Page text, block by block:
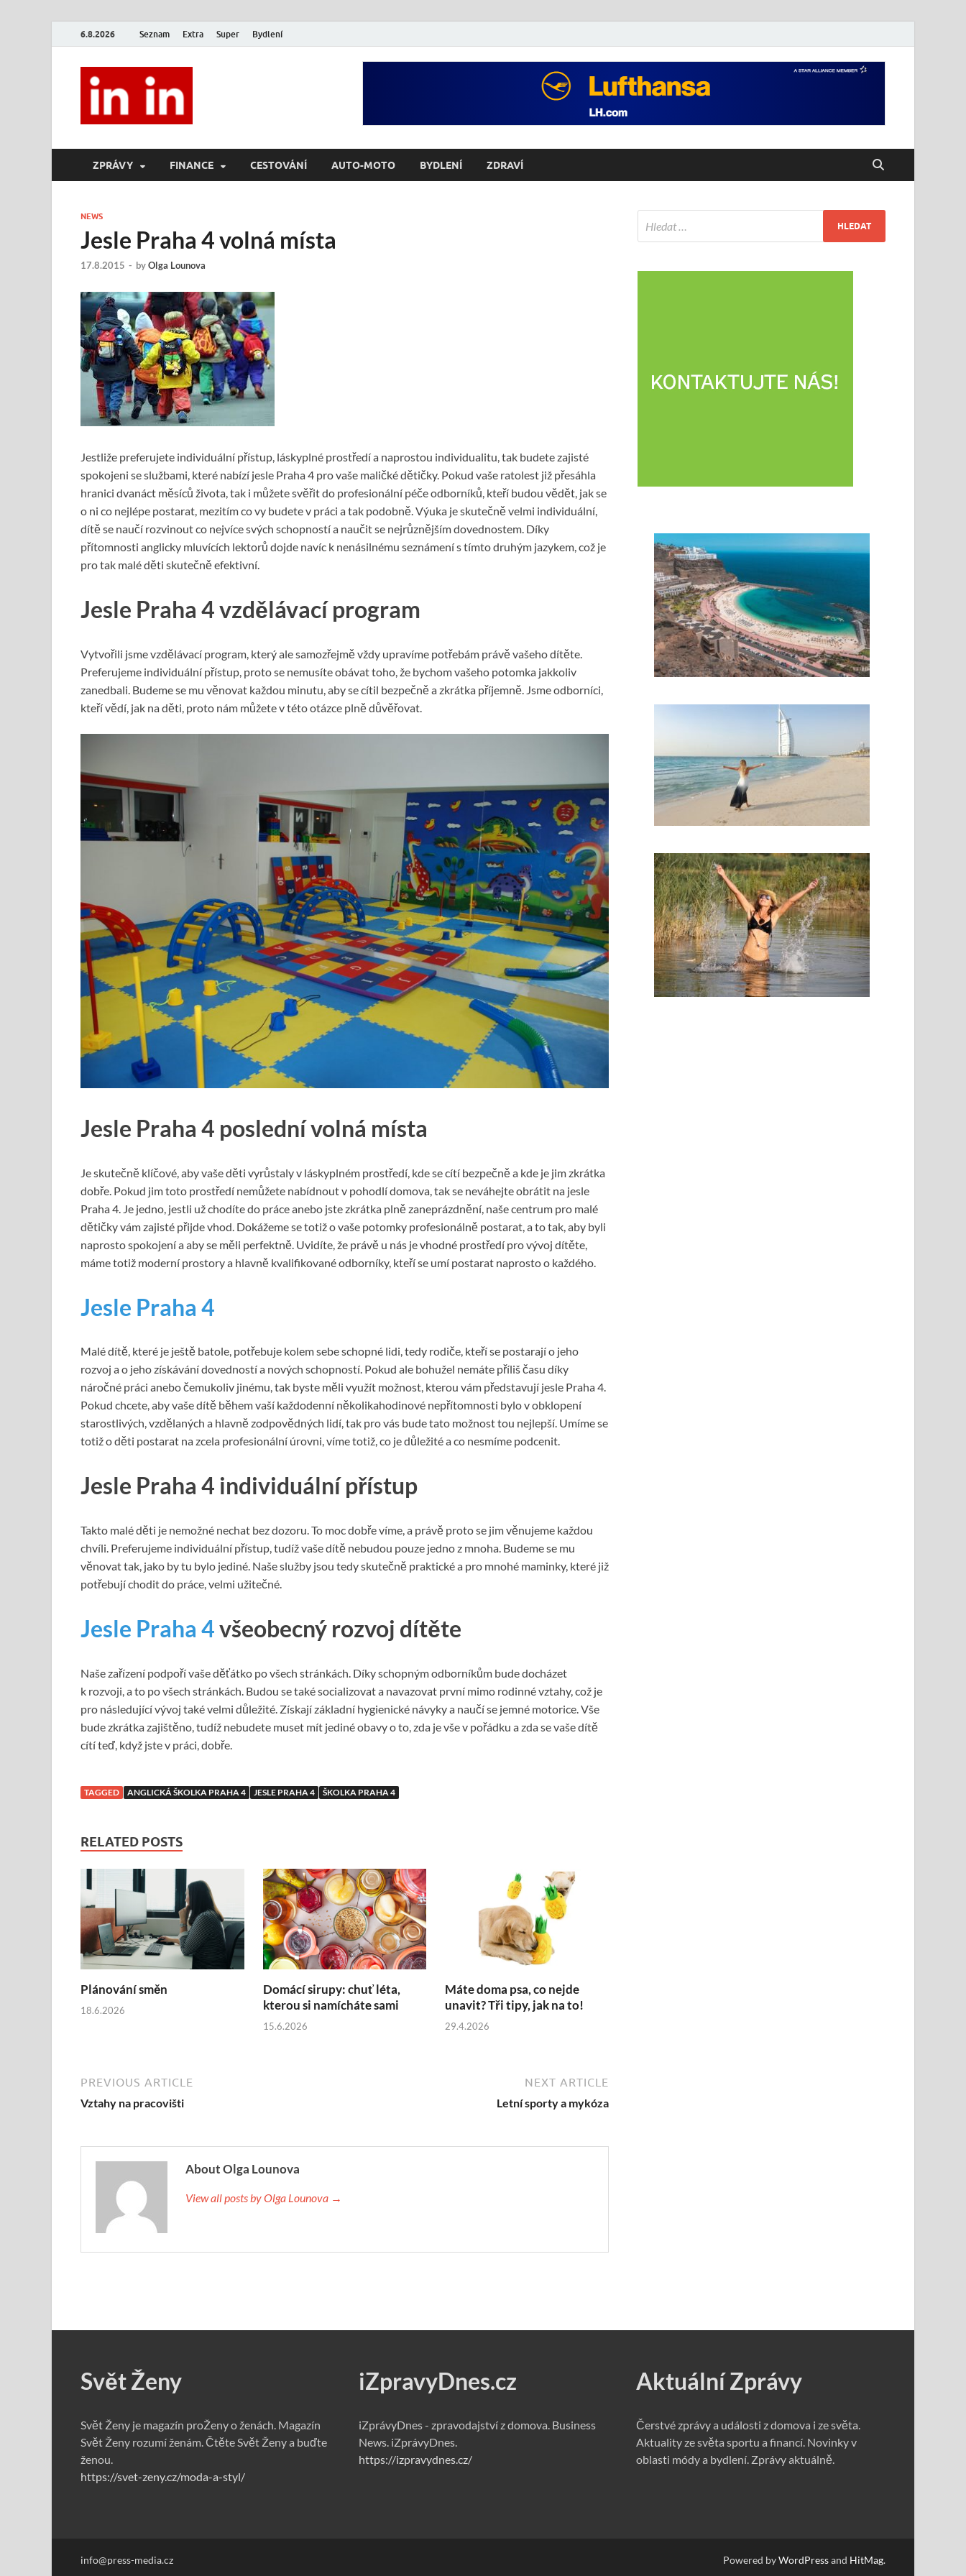
6.8.2026 Seznam Extra Super Bydlení
ZPRÁVY FINANCE CESTOVÁNÍ AUTO-MOTO BYDLENÍ ZDRAVÍ
NEWS
Jesle Praha 4 volná místa
17.8.2015 - byOlga Lounova
Jestliže preferujete individuální přístup, láskyplné prostředí a naprostou individualitu, tak budete zajisté
spokojeni se službami, které nabízí jesle Praha 4 pro vaše maličké dětičky. Pokud vaše ratolest již přesáhla
hranici dvanáct měsíců života, tak i můžete svěřit do profesionální péče odborníků, kteří budou vědět, jak se
o ni co nejlépe postarat, mezitím co vy budete v práci a tak podobně. Výuka je skutečně velmi individuální,
dítě se naučí rozvinout co nejvíce svých schopností a naučit se nejrůznějším dovednostem. Díky
přítomnosti anglicky mluvících lektorů dojde navíc k nenásilnému seznámení s tímto druhým jazykem, což je
pro tak malé děti skutečně efektivní.
Jesle Praha 4 vzdělávací program
Vytvořili jsme vzdělávací program, který ale samozřejmě vždy upravíme potřebám právě vašeho dítěte.
Preferujeme individuální přístup, proto se nemusíte obávat toho, že bychom vašeho potomka jakkoliv
zanedbali. Budeme se mu věnovat každou minutu, aby se cítil bezpečně a zkrátka příjemně. Jsme odborníci,
kteří vědí, jak na děti, proto nám můžete v této otázce plně důvěřovat.
Jesle Praha 4 poslední volná místa
Je skutečně klíčové, aby vaše děti vyrůstaly v láskyplném prostředí, kde se cítí bezpečně a kde je jim zkrátka
dobře. Pokud jim toto prostředí nemůžete nabídnout v pohodlí domova, tak se neváhejte obrátit na jesle
Praha 4. Je jedno, jestli už chodíte do práce anebo jste zkrátka plně zaneprázdnění, naše centrum pro malé
dětičky vám zajisté přijde vhod. Dokážeme se totiž o vaše potomky profesionálně postarat, a to tak, aby byli
naprosto spokojení a aby se měli perfektně. Uvidíte, že právě u nás je vhodné prostředí pro vývoj dítěte,
máme totiž moderní prostory a hlavně kvalifikované odborníky, kteří se umí postarat naprosto o každého.
Jesle Praha 4
Malé dítě, které je ještě batole, potřebuje kolem sebe schopné lidi, tedy rodiče, kteří se postarají o jeho
rozvoj a o jeho získávání dovedností a nových schopností. Pokud ale bohužel nemáte příliš času díky
náročné práci anebo čemukoliv jinému, tak byste měli využít možnost, kterou vám představují jesle Praha 4.
Pokud chcete, aby vaše dítě během vaší každodenní několikahodinové nepřítomnosti bylo v obklopení
starostlivých, vzdělaných a hlavně zodpovědných lidí, tak pro vás bude tato možnost tou nejlepší. Umíme se
totiž o děti postarat na zcela profesionální úrovni, víme totiž, co je důležité a co nesmíme podcenit.
Jesle Praha 4 individuální přístup
Takto malé děti je nemožné nechat bez dozoru. To moc dobře víme, a právě proto se jim věnujeme každou
chvíli. Preferujeme individuální přístup, tudíž vaše dítě nebudou pouze jedno z mnoha. Budeme se mu
věnovat tak, jako by tu bylo jediné. Naše služby jsou tedy skutečně praktické a pro mnohé maminky, které již
potřebují chodit do práce, velmi užitečné.
Jesle Praha 4všeobecný rozvoj dítěte
Naše zařízení podpoří vaše děťátko po všech stránkách. Díky schopným odborníkům bude docházet
k rozvoji, a to po všech stránkách. Budou se také socializovat a navazovat první mimo rodinné vztahy, což je
pro následující vývoj také velmi důležité. Získají základní hygienické návyky a naučí se jemné motorice. Vše
bude zkrátka zajištěno, tudíž nebudete muset mít jediné obavy o to, zda je vše v pořádku a zda se vaše dítě
cítí teď, když jste v práci, dobře.
TAGGED ANGLICKÁ ŠKOLKA PRAHA 4 JESLE PRAHA 4 ŠKOLKA PRAHA 4
RELATED POSTS
Plánování směn
18.6.2026
Domácí sirupy: chuť léta,
kterou si namícháte sami
15.6.2026
Máte doma psa, co nejde
unavit? Tři tipy, jak na to!
29.4.2026
PREVIOUS ARTICLE
Vztahy na pracovišti
NEXT ARTICLE
Letní sporty a mykóza
About Olga Lounova
View all posts by Olga Lounova →
Svět Ženy
Svět Ženy je magazín proŽeny o ženách. Magazín
Svět Ženy rozumí ženám. Čtěte Svět Ženy a buďte
ženou.
https://svet-zeny.cz/moda-a-styl/
iZpravyDnes.cz
iZprávyDnes - zpravodajství z domova. Business
News. iZprávyDnes.
https://izpravydnes.cz/
Aktuální Zprávy
Čerstvé zprávy a události z domova i ze světa.
Aktuality ze světa sportu a financí. Novinky v
oblasti módy a bydlení. Zprávy aktuálně.
info@press-media.cz Powered byWordPressand HitMag.